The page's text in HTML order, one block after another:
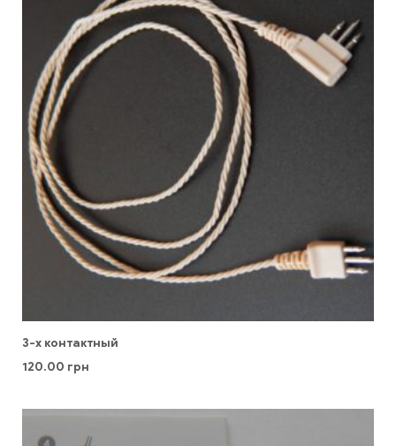
3-х контактный
120.00 грн